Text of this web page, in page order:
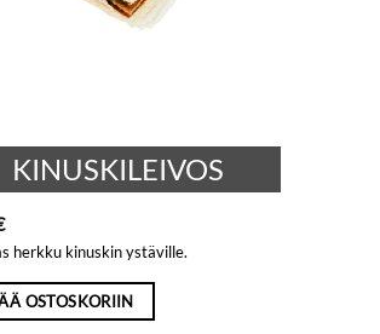
KINUSKILEIVOS
herkku kinuskin ystäville.
OSTOSKORIIN